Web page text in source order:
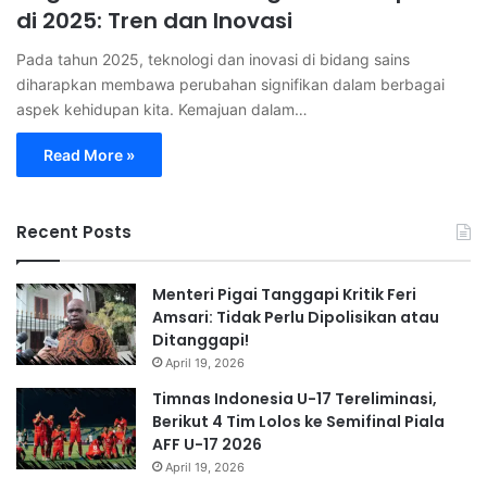
di 2025: Tren dan Inovasi
Pada tahun 2025, teknologi dan inovasi di bidang sains
diharapkan membawa perubahan signifikan dalam berbagai
aspek kehidupan kita. Kemajuan dalam…
Read More »
Recent Posts
Menteri Pigai Tanggapi Kritik Feri
Amsari: Tidak Perlu Dipolisikan atau
Ditanggapi!
April 19, 2026
Timnas Indonesia U-17 Tereliminasi,
Berikut 4 Tim Lolos ke Semifinal Piala
AFF U-17 2026
April 19, 2026